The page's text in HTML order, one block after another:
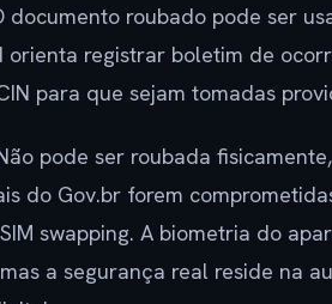
documento roubado pode ser
orienta registrar boletim de
para que sejam tomadas
pode ser roubada
do Gov.br forem
swapping. A biometria do
a segurança real reside na